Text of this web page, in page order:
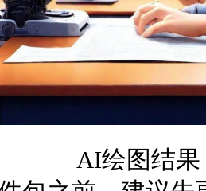
AI绘图结